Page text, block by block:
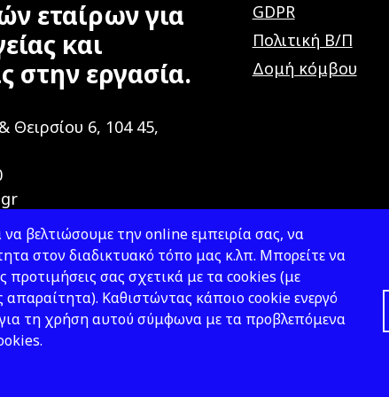
εταίρων για
και
στην εργασία.
Θειρσίου 6, 104 45,
GDPR
Πολιτική Β/Π
Δομή κόμβου
βελτιώσουμε την online εμπειρία σας, να
στον διαδικτυακό τόπο μας κ.λπ. Μπορείτε να
προτιμήσεις σας σχετικά με τα cookies (με
απαραίτητα). Καθιστώντας κάποιο cookie ενεργό
τη χρήση αυτού σύμφωνα με τα προβλεπόμενα